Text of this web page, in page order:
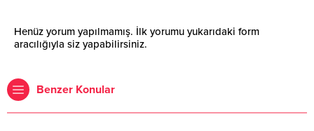
Henüz yorum yapılmamış. İlk yorumu yukarıdaki form
aracılığıyla siz yapabilirsiniz.
Benzer Konular